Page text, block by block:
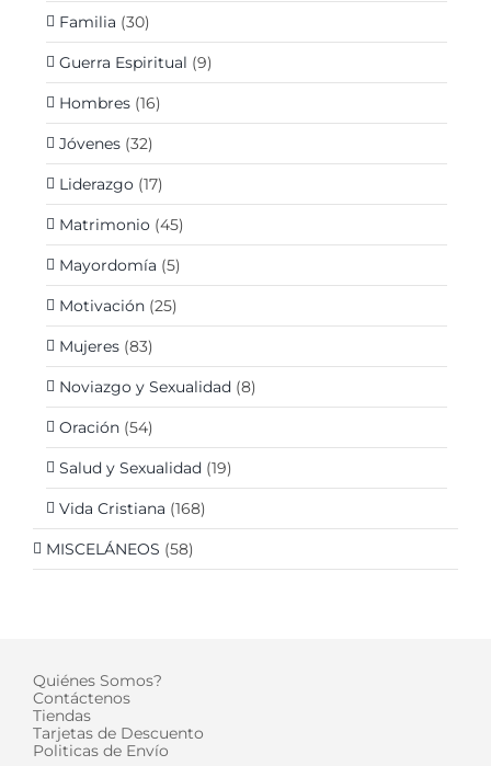
Familia (30)
Guerra Espiritual (9)
Hombres (16)
Jóvenes (32)
Liderazgo (17)
Matrimonio (45)
Mayordomía (5)
Motivación (25)
Mujeres (83)
Noviazgo y Sexualidad (8)
Oración (54)
Salud y Sexualidad (19)
Vida Cristiana (168)
MISCELÁNEOS (58)
Quiénes Somos?
Contáctenos
Tiendas
Tarjetas de Descuento
Politicas de Envío